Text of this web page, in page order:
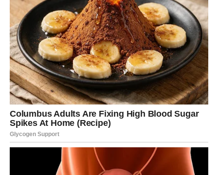
5. Znaju da budu i nježne i jake
Najposebnije žene nisu hladne.
Ali nisu ni slabe.
One znaju kada treba zagrliti, a kada otići.
Znaju da vole, ali i da zaštite svoje srce.
Ta kombinacija nježnosti i snage muškarcu ostaje
urezana.
6. Imaju svoje snove i život